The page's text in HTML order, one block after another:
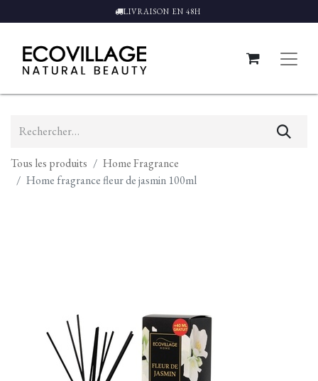
LIVRAISON EN 48H
Tous les produits
Home Fragrance
Home fragrance fleur de jasmin 100ml